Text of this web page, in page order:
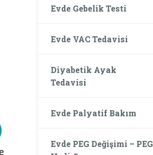
Evde Gebelik Testi
Evde VAC Tedavisi
Diyabetik Ayak
Tedavisi
Evde Palyatif Bakım
Evde PEG Değişimi – PEG